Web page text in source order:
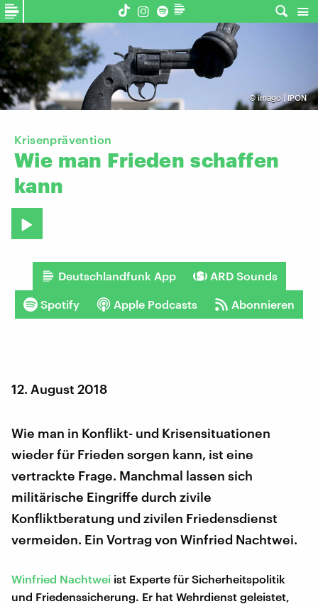
©imago | IPON
Krisenprävention
Wie man Frieden schaffen
kann
Deutschlandfunk App ARD Sounds
Spotify Apple Podcasts Abonnieren
12. August 2018
Wie man in Konflikt- und Krisensituationen
wieder für Frieden sorgen kann, ist eine
vertrackte Frage. Manchmal lassen sich
militärische Eingriffe durch zivile
Konfliktberatung und zivilen Friedensdienst
vermeiden. Ein Vortrag von Winfried Nachtwei.
Winfried Nachtwei ist Experte für Sicherheitspolitik
und Friedenssicherung. Er hat Wehrdienst geleistet,